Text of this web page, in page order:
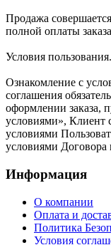
Продажа
полной оплаты
Условия пользования.
Ознакомление с
соглашения
оформлении заказа,
условиями», Клиент
условиями
условиями Договора
Информация
О компании
Оплата и
Политика
Условия